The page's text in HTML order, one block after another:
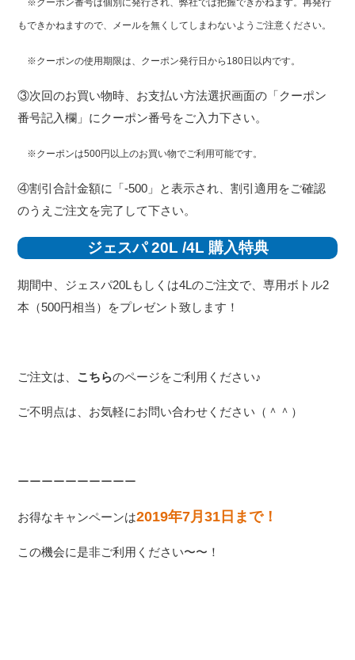
※クーポン番号は個別に発行され、弊社では把握できかねます。再発行
もできかねますので、メールを無くしてしまわないようご注意ください。
※クーポンの使用期限は、クーポン発行日から180日以内です。
③次回のお買い物時、お支払い方法選択画面の「クーポン
番号記入欄」にクーポン番号をご入力下さい。
※クーポンは500円以上のお買い物でご利用可能です。
④割引合計金額に「-500」と表示され、割引適用をご確認
のうえご注文を完了して下さい。
ジェスパ 20L /4L 購入特典
期間中、ジェスパ20Lもしくは4Lのご注文で、専用ボトル2
本（500円相当）をプレゼント致します！
ご注文は、 こちらのページをご利用ください♪
ご不明点は、お気軽にお問い合わせください（＾＾）
ーーーーーーーーーー
お得なキャンペーンは2019年7月31日まで！
この機会に是非ご利用ください〜〜！